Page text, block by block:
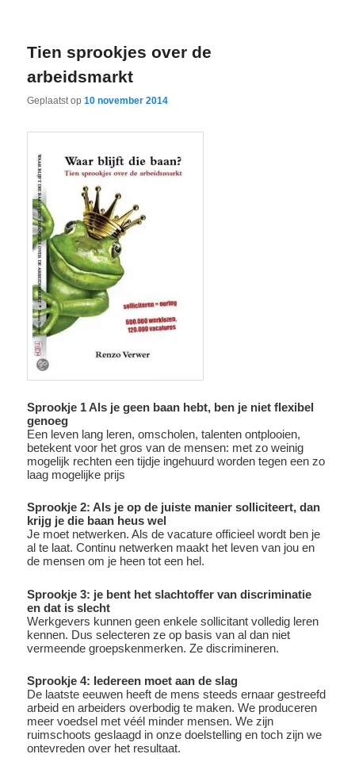
Tien sprookjes over de
arbeidsmarkt
Geplaatst op10 november 2014
Sprookje 1 Als je geen baan hebt, ben je niet flexibel
genoeg
Een leven lang leren, omscholen, talenten ontplooien,
betekent voor het gros van de mensen: met zo weinig
mogelijk rechten een tijdje ingehuurd worden tegen een zo
laag mogelijke prijs
Sprookje 2: Als je op de juiste manier solliciteert, dan
krijg je die baan heus wel
Je moet netwerken. Als de vacature officieel wordt ben je
al te laat. Continu netwerken maakt het leven van jou en
de mensen om je heen tot een hel.
Sprookje 3: je bent het slachtoffer van discriminatie
en dat is slecht
Werkgevers kunnen geen enkele sollicitant volledig leren
kennen. Dus selecteren ze op basis van al dan niet
vermeende groepskenmerken. Ze discrimineren.
Sprookje 4: Iedereen moet aan de slag
De laatste eeuwen heeft de mens steeds ernaar gestreefd
arbeid en arbeiders overbodig te maken. We produceren
meer voedsel met véél minder mensen. We zijn
ruimschoots geslaagd in onze doelstelling en toch zijn we
ontevreden over het resultaat.